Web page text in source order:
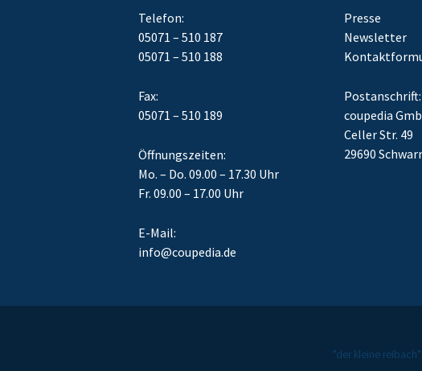
Telefon:
05071 – 510 187
05071 – 510 188
Fax:
05071 – 510 189
Öffnungszeiten:
Mo. – Do. 09.00 – 17.30 Uhr
Fr. 09.00 – 17.00 Uhr
E-Mail:
info@coupedia.de
Presse
Newsletter
Postanschrift:
coupedia
Celler Str. 49
29690
"der kleine